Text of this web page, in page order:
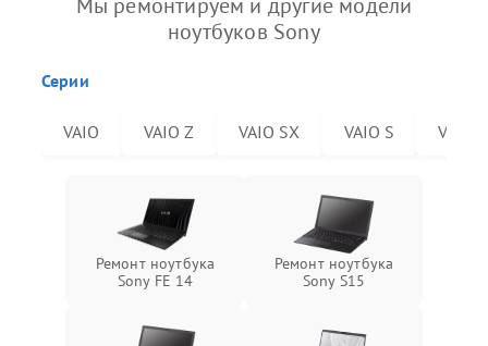
ноутбуков Sony
Серии
VAIO VAIO Z VAIO SX VAIO S VAIO
Ремонт ноутбука
Sony FE 14
Ремонт ноутбука
Sony S15